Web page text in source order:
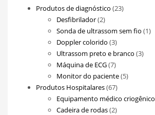
Produtos de diagnóstico 2323
Desfibrilador 22
produtos
Sonda de ultrassom sem fio 11
Doppler colorido 33
produtos
Ultrassom preto e branco 33
Máquina de ECG 77
produtos
Monitor do paciente 55
Produtos Hospitalares 6767
produtos
Equipamento médico criogênico
Cadeira de rodas 22